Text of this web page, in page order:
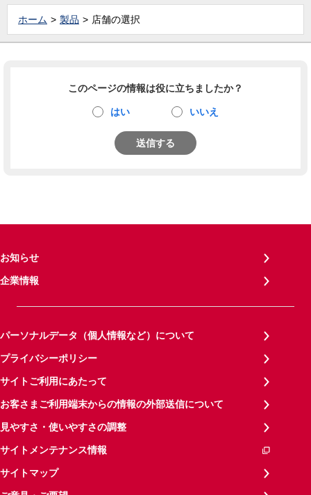
ホーム 製品 店舗の選択
このページの情報は役に立ちましたか？
はい いいえ
送信する
お知らせ
企業情報
パーソナルデータ（個人情報など）について
プライバシーポリシー
サイトご利用にあたって
お客さまご利用端末からの情報の外部送信について
見やすさ・使いやすさの調整
サイトメンテナンス情報
サイトマップ